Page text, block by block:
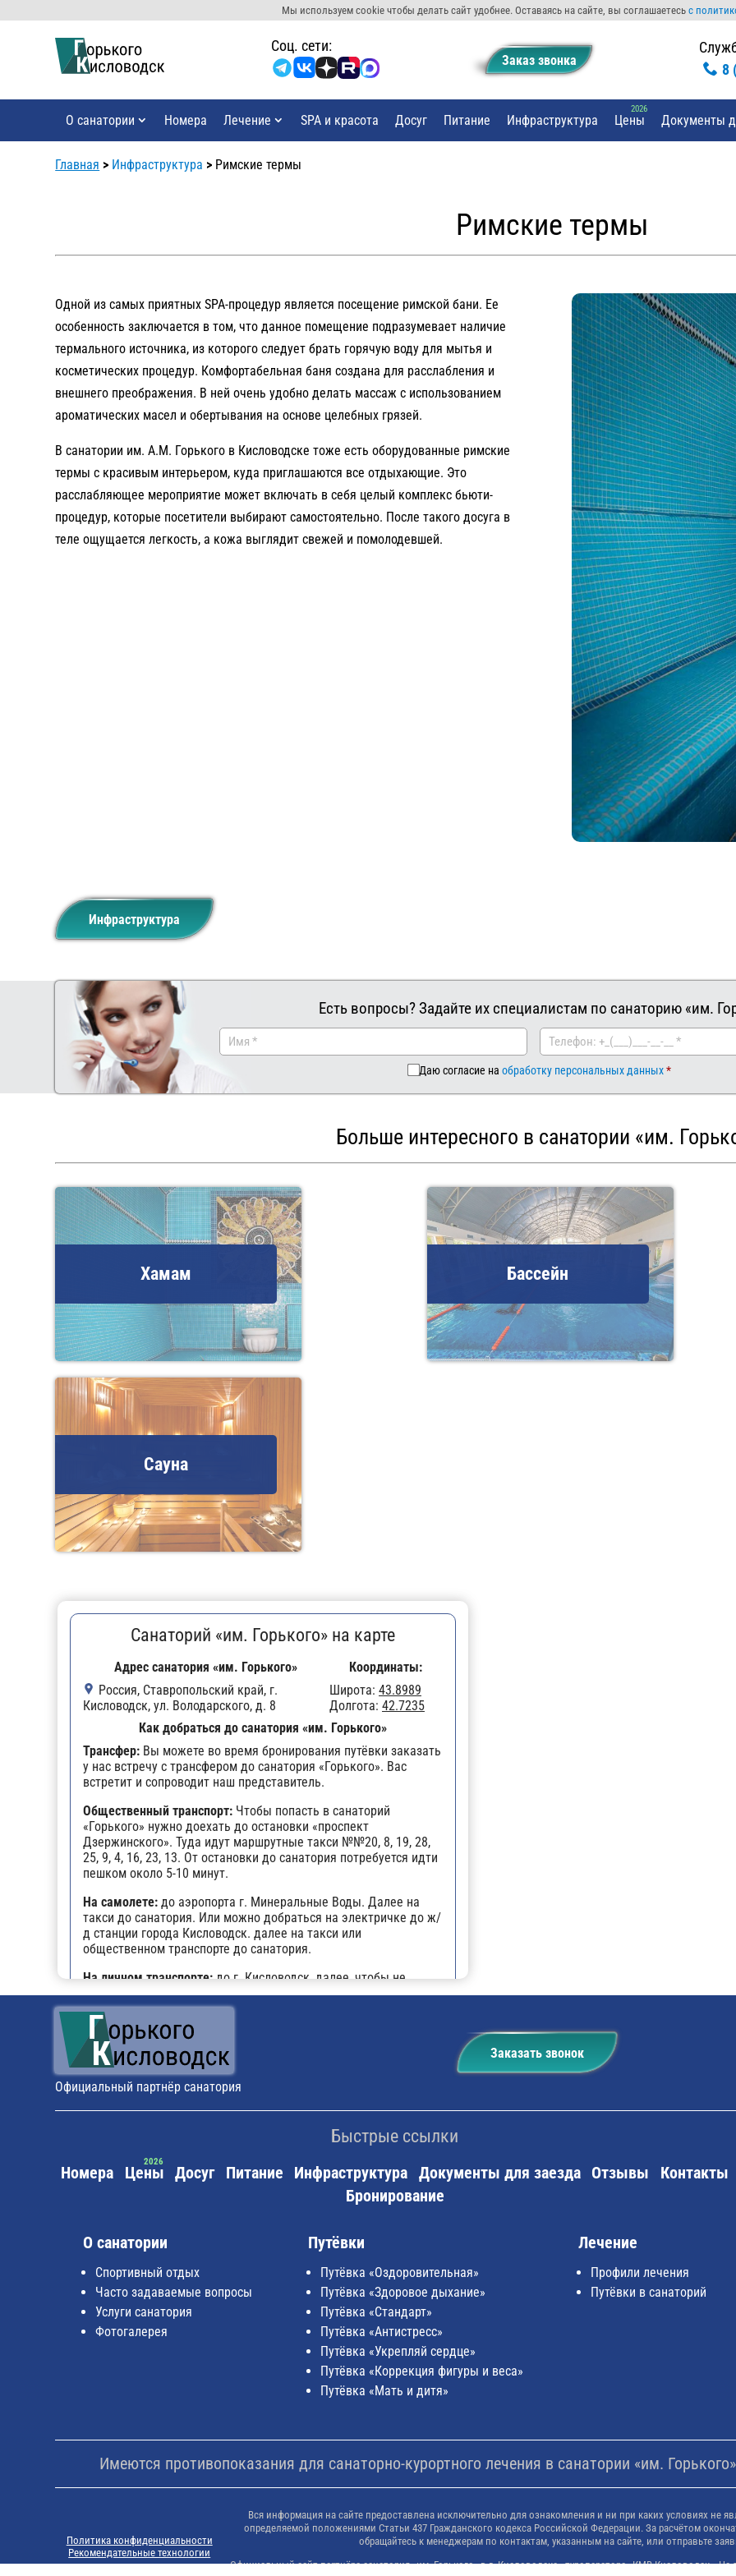
Мы используем cookie чтобы делать сайт удобнее. Оставаясь на сайте, вы соглашаетесьс
Cоц. сети:
Заказ звонкa
8
О санатории Номера Лечение SPA и красота Досуг Питание Инфраструктура Цены Документы
Главная > Инфраструктура > Римские термы
Римские термы
Одной из самых приятных SPA-процедур является посещение римской бани. Ее
особенность заключается в том, что данное помещение подразумевает наличие
термального источника, из которого следует брать горячую воду для мытья и
косметических процедур. Комфортабельная баня создана для расслабления и
внешнего преображения. В ней очень удобно делать массаж с использованием
ароматических масел и обертывания на основе целебных грязей.
В санатории им. А.М. Горького в Кисловодске тоже есть оборудованные римские
термы с красивым интерьером, куда приглашаются все отдыхающие. Это
расслабляющее мероприятие может включать в себя целый комплекс бьюти-
процедур, которые посетители выбирают самостоятельно. После такого досуга в
теле ощущается легкость, а кожа выглядит свежей и помолодевшей.
Инфраструктура
Есть вопросы? Задайте их специалистам по санаторию «им.
Даю согласие на обработку персональных данных
Больше интересного в санатории «им.
Хамам Бассейн
Сауна
Санаторий «им. Горького» на карте
Адрес санатория «им. Горького»
Россия, Ставропольский край, г.
Кисловодск, ул. Володарского, д. 8
Координаты:
Широта: 43.8989
Долгота: 42.7235
Как добраться до санатория «им. Горького»
Трансфер: Вы можете во время бронирования путёвки заказать
у нас встречу с трансфером до санатория «Горького». Вас
встретит и сопроводит наш представитель.
Общественный транспорт: Чтобы попасть в санаторий
«Горького» нужно доехать до остановки «проспект
Дзержинского». Туда идут маршрутные такси №№20, 8, 19, 28,
25, 9, 4, 16, 23, 13. От остановки до санатория потребуется идти
пешком около 5-10 минут.
На самолете: до аэропорта г. Минеральные Воды. Далее на
такси до санатория. Или можно добраться на электричке до ж/
д станции города Кисловодск. далее на такси или
общественном транспорте до санатория.
На личном транспорте:до г. Кисловодск, далее, чтобы не
заблудиться, можно воспользоваться навигатором. По
прибытии будет возможность оставить автомобиль на
парковке санатория.
Поездом:до ж/д вокзала г. Кисловодска, далее на такси или на
общественном транспорте.
Официальный партнёр санатория
Заказать звонок
Быстрые ссылки
Номера Цены Досуг Питание Инфраструктура Документы для заезда Отзывы
Контакты
Бронирование
О санатории
Спортивный отдых
Часто задаваемые вопросы
Услуги санатория
Фотогалерея
Путёвки
Путёвка «Оздоровительная»
Путёвка «Здоровое дыхание»
Путёвка «Стандарт»
Путёвка «Антистресс»
Путёвка «Укрепляй сердце»
Путёвка «Коррекция фигуры и веса»
Путёвка «Мать и дитя»
Лечение
Профили лечения
Путёвки в санаторий
Имеются противопоказания для санаторно-курортного лечения в санатории «им.
Политика конфиденциальности
Рекомендательные технологии
Вся информация на сайте предоставлена исключительно для ознакомления и ни при каких условиях не
определяемой положениями Статьи 437 Гражданского кодекса Российской Федерации. За расчётом
обращайтесь к менеджерам по контактам, указанным на сайте, или отправьте
Официальный сайт партнёра санатория «им. Горького» в г. Кисловодске - туроператора «КМВ-Кисловодск».